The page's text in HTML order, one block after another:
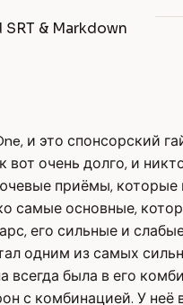
& Markdown
и это спонсорский
вот очень долго, и
приёмы,
самые основные,
его сильные и
одним из самых
всегда была в его
с комбинацией. У